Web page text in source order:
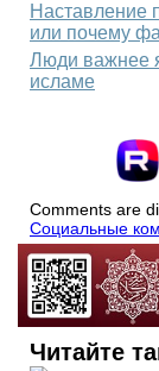
Наставление
или почему
Люди важнее
исламе
Comments are
Социальные
Читайте